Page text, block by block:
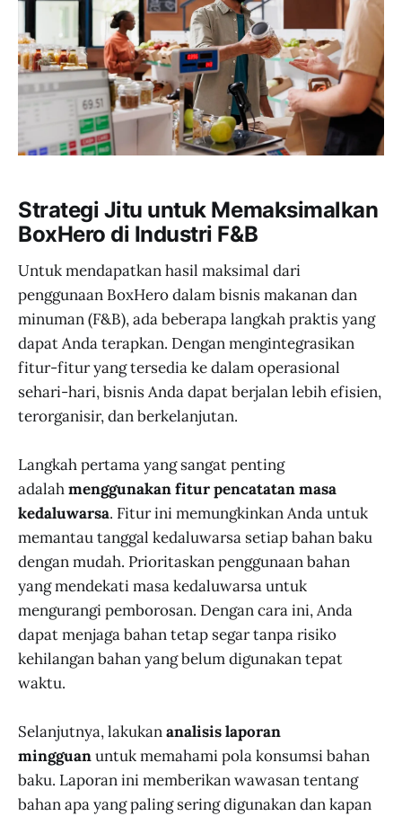
Strategi Jitu untuk Memaksimalkan
BoxHero di Industri F&B
Untuk mendapatkan hasil maksimal dari
penggunaan BoxHero dalam bisnis makanan dan
minuman (F&B), ada beberapa langkah praktis yang
dapat Anda terapkan. Dengan mengintegrasikan
fitur-fitur yang tersedia ke dalam operasional
sehari-hari, bisnis Anda dapat berjalan lebih efisien,
terorganisir, dan berkelanjutan.
Langkah pertama yang sangat penting
adalahmenggunakan fitur pencatatan masa
kedaluwarsa. Fitur ini memungkinkan Anda untuk
memantau tanggal kedaluwarsa setiap bahan baku
dengan mudah. Prioritaskan penggunaan bahan
yang mendekati masa kedaluwarsa untuk
mengurangi pemborosan. Dengan cara ini, Anda
dapat menjaga bahan tetap segar tanpa risiko
kehilangan bahan yang belum digunakan tepat
waktu.
Selanjutnya, lakukananalisis laporan
mingguanuntuk memahami pola konsumsi bahan
baku. Laporan ini memberikan wawasan tentang
bahan apa yang paling sering digunakan dan kapan